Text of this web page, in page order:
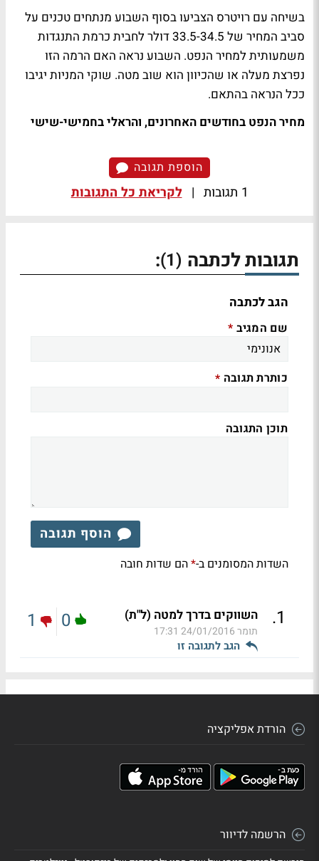
בשיחה עם רויטרס הצביעו בסוף השבוע מנתחים טכנים על
סביב המחיר של 33.5-34.5 דולר לחבית כרמת התנגדות
משמעותית למחיר הנפט. השבוע נראה האם הרמה הזו
נפרצת מעלה או שהכיוון הוא שוב מטה. שוקי המניות יגיבו
ככל הנראה בהתאם.
מחיר הנפט בחודשים האחרונים, והראלי בחמישי-שישי
הוספת תגובה
1 תגובות | לקריאת כל התגובות
תגובות לכתבה (1)
:
הגב לכתבה
שם המגיב *
כותרת תגובה *
תוכן התגובה
הוסף תגובה
השדות המסומנים ב-*הם שדות חובה
1
. השווקים בדרך למטה (ל"ת)
תומר24/01/2016 17:31
הגב לתגובה זו
0
1
הורדת אפליקציה
הרשמה לדיוור